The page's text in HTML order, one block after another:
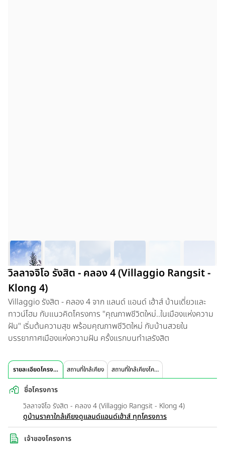
วิลลาจจิโอ รังสิต - คลอง 4 (Villaggio Rangsit -
Klong 4)
Villaggio รังสิต - คลอง 4 จาก แลนด์ แอนด์ เฮ้าส์ บ้านเดี่ยวและ
ทาวน์โฮม กับแนวคิดโครงการ "คุณภาพชีวิตใหม่..ในเมืองแห่งความ
ฝัน" เริ่มต้นความสุข พร้อมคุณภาพชีวิตใหม่ กับบ้านสวยใน
บรรยากาศเมืองแห่งความฝัน ครั้งแรกบนทำเลรังสิต
รายละเอียดโครงการ สถานที่ใกล้เคียง สถานที่ใกล้เคียงโครงการ
ชื่อโครงการ
วิลลาจจิโอ รังสิต - คลอง 4 (Villaggio Rangsit - Klong 4)
ดูบ้านราคาใกล้เคียงดูแลนด์แอนด์เฮ้าส์ ทุกโครงการ
เจ้าของโครงการ